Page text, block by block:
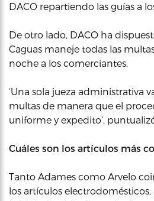
DACO repartiendo las guías a
De otro lado, DACO ha
Caguas maneje todas las
noche a los comerciantes.
‘Una sola jueza administrativa
multas de manera que el
uniforme y expedito’,
Cuáles son los artículos más
Tanto Adames como Arvelo
los artículos